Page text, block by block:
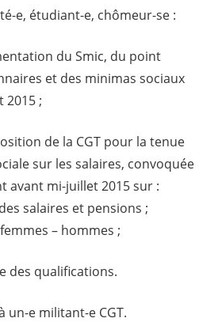
e, étudiant-e, chômeur-se :
du Smic, du point
et des minimas sociaux
2015 ;
de la CGT pour la tenue
sur les salaires, convoquée
avant mi-juillet 2015 sur :
salaires et pensions ;
– hommes ;
des qualifications.
un-e militant-e CGT.